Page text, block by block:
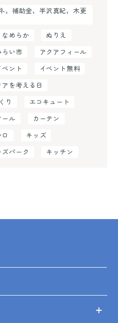
，補助金，半沢真紀，木更
なめらか
ぬりえ
らい市
アクアフィール
ベント
イベント無料
アを考える日
り
エコキュート
ール
カーテン
キッズ
ズパーク キッチン